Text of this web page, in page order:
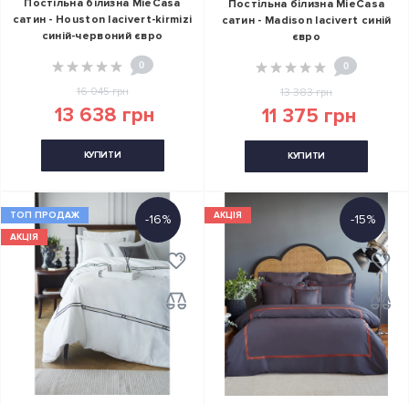
Постільна білизна MieCasa
сатин - Houston lacivert-kirmizi
синій-червоний євро
0
16 045 грн
13 638 грн
КУПИТИ
Постільна білизна MieCasa
сатин - Madison lacivert синій
євро
0
13 383 грн
11 375 грн
КУПИТИ
ТОП ПРОДАЖ
АКЦІЯ
-16% АКЦІЯ -15%